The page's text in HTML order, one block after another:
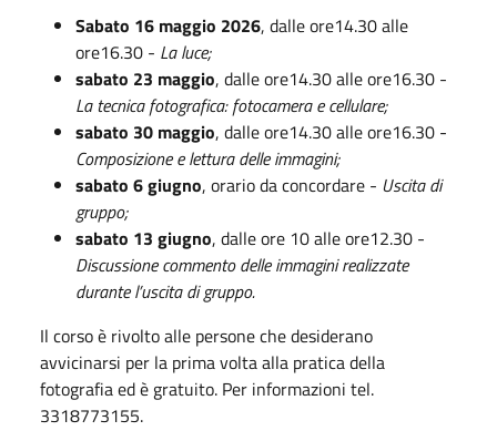
Sabato 16 maggio 2026, dalle ore14.30 alle
ore16.30 - La luce;
sabato 23 maggio, dalle ore14.30 alle ore16.30 -
La tecnica fotografica: fotocamera e cellulare;
sabato 30 maggio, dalle ore14.30 alle ore16.30 -
Composizione e lettura delle immagini;
sabato 6 giugno, orario da concordare - Uscita di
gruppo;
sabato 13 giugno, dalle ore 10 alle ore12.30 -
Discussione commento delle immagini realizzate
durante l’uscita di gruppo.
Il corso è rivolto alle persone che desiderano
avvicinarsi per la prima volta alla pratica della
fotografia ed è gratuito. Per informazioni tel.
3318773155.